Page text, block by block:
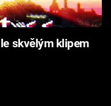
skvělým klipem